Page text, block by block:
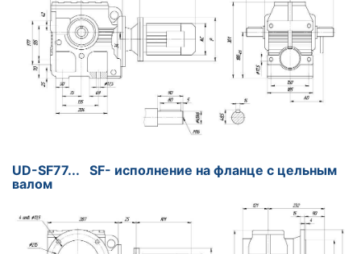
UD-SF77... SF- исполнение на фланце с цельным
валом